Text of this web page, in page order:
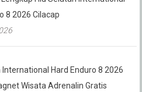
8 2026 Cilacap
International Hard Enduro 8 2026
Wisata Adrenalin Gratis